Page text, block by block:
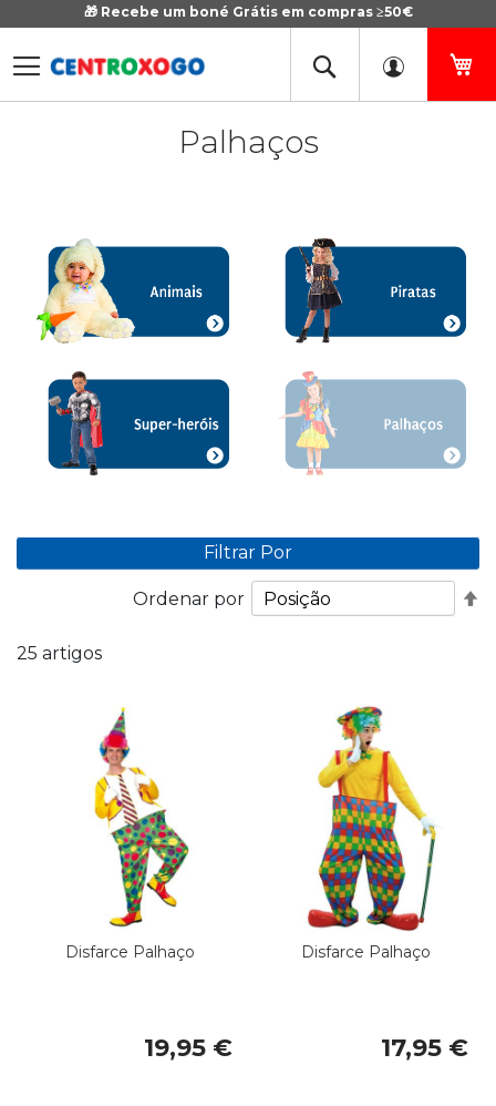
🎁 Recebe um boné Grátis em compras ≥50€
Ir
Conteúdo
Palhaços
25 artigos
Ordenar por
Disfarce Palhaço
19,95 €
Disfarce Palhaço
17,95 €
Filtrar Por